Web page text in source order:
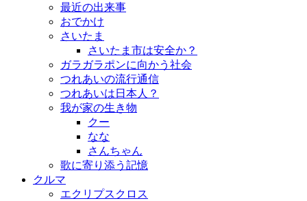
最近の出来事
おでかけ
さいたま
さいたま市は安全か？
ガラガラポンに向かう社会
つれあいの流行通信
つれあいは日本人？
我が家の生き物
クー
なな
さんちゃん
歌に寄り添う記憶
クルマ
エクリプスクロス